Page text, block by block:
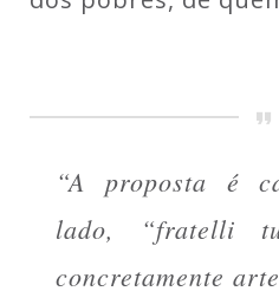
“A proposta é
lado, “fratelli
concretamente